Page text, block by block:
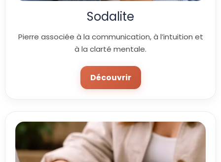
Sodalite
Pierre associée à la communication, à l’intuition et
à la clarté mentale.
Découvrir